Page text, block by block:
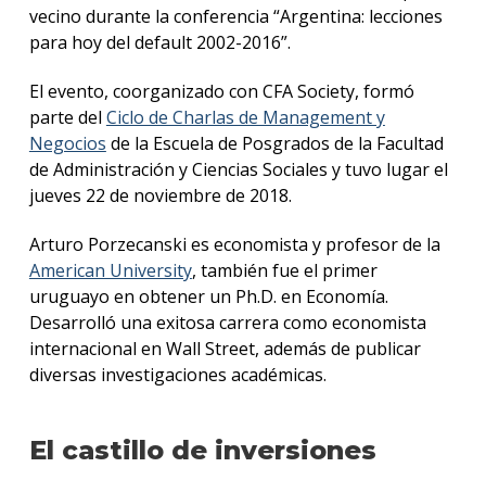
vecino durante la conferencia “Argentina: lecciones
para hoy del default 2002-2016”.
El evento, coorganizado con CFA Society, formó
parte del Ciclo de Charlas de Management y
Negocios de la Escuela de Posgrados de la Facultad
de Administración y Ciencias Sociales y tuvo lugar el
jueves 22 de noviembre de 2018.
Arturo Porzecanski es economista y profesor de la
American University, también fue el primer
uruguayo en obtener un Ph.D. en Economía.
Desarrolló una exitosa carrera como economista
internacional en Wall Street, además de publicar
diversas investigaciones académicas.
El castillo de inversiones